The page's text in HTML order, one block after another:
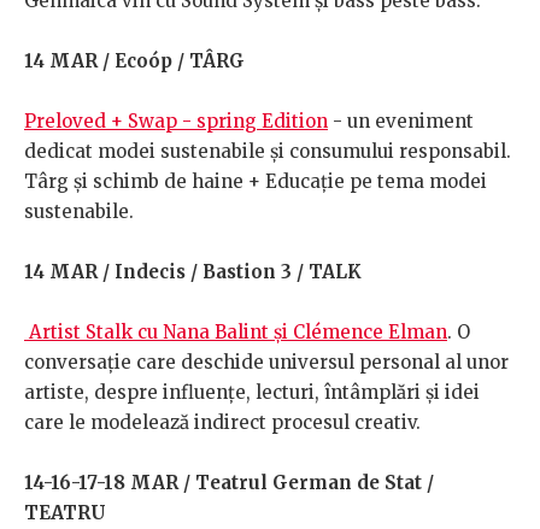
14 MAR / Ecoóp / TÂRG
Preloved + Swap - spring Edition - un eveniment
dedicat modei sustenabile și consumului responsabil.
Târg și schimb de haine + Educație pe tema modei
sustenabile.
14 MAR / Indecis / Bastion 3 / TALK
Artist Stalk cu Nana Balint și Clémence Elman. O
conversație care deschide universul personal al unor
artiste, despre influențe, lecturi, întâmplări și idei
care le modelează indirect procesul creativ.
14-16-17-18 MAR / Teatrul German de Stat /
TEATRU